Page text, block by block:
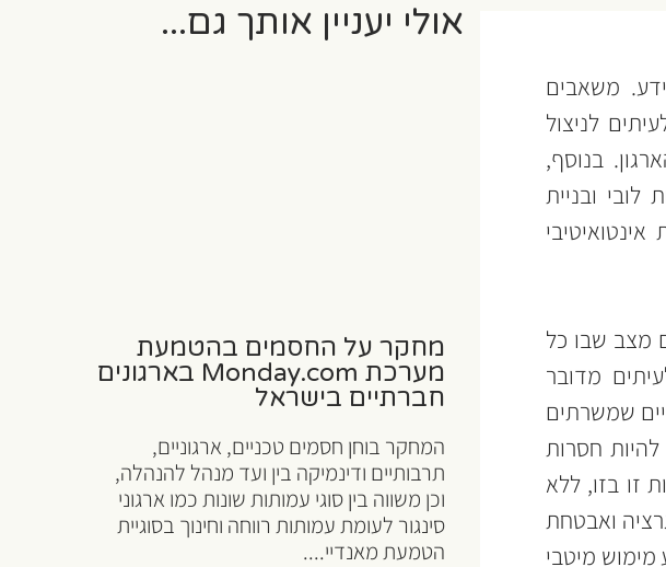
אולי יעניין אותך גם...
מחקר על החסמים בהטמעת
מערכת Monday.com בארגונים
חברתיים בישראל
המחקר בוחן חסמים טכניים, ארגוניים,
תרבותיים ודינמיקה בין ועד מנהל להנהלה,
וכן משווה בין סוגי עמותות שונות כמו ארגוני
סינגור לעומת עמותות רווחה וחינוך בסוגיית
הטמעת מאנדיי....
מנכ"לים בעמותות מתמקדים לרוב בתוכן, שיווק, גיוס משאבים, פעילות לובי ובניית
צורך מיידי. יוזמות אלו, שנולדו מהשטח כדי לתת מענה אד-הוק, נוטות להיות חסרות
תחזוקה מסודרת, הדרכות מתמשכות לצוות, או שיקולים רחבים של אינטגרציה ואבטחת